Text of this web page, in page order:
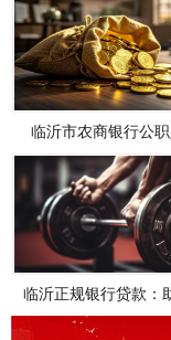
临沂市农商银行公
贷款政策
临沂正规银行贷款：
如何帮您轻松解决